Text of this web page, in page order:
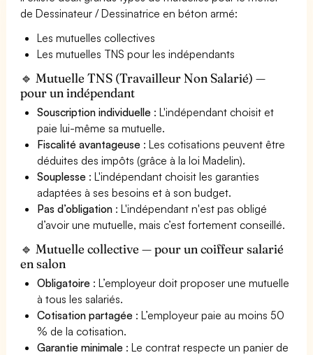
de Dessinateur / Dessinatrice en béton armé:
Les mutuelles collectives
Les mutuelles TNS pour les indépendants
🔹 Mutuelle TNS (Travailleur Non Salarié) —
pour un indépendant
Souscription individuelle : L'indépendant choisit et
paie lui-même sa mutuelle.
Fiscalité avantageuse : Les cotisations peuvent être
déduites des impôts (grâce à la loi Madelin).
Souplesse : L'indépendant choisit les garanties
adaptées à ses besoins et à son budget.
Pas d’obligation : L'indépendant n'est pas obligé
d’avoir une mutuelle, mais c’est fortement conseillé.
🔹 Mutuelle collective — pour un coiffeur salarié
en salon
Obligatoire : L’employeur doit proposer une mutuelle
à tous les salariés.
Cotisation partagée : L’employeur paie au moins 50
% de la cotisation.
Garantie minimale : Le contrat respecte un panier de